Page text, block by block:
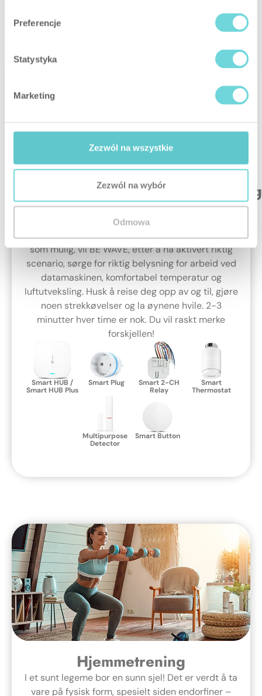
Preferencje
Statystyka
Marketing
Zezwól na wszystkie
Zezwól na wybór
Odmowa
Hjemmekontor/fjernundervisning
Studerer du hjemme, jobber du eksternt? Mentalt
arbeid og konsentrasjon krever de rette
forholdene. For at dagen din skal være så effektiv
som mulig, vil BE WAVE, etter å ha aktivert riktig
scenario, sørge for riktig belysning for arbeid ved
datamaskinen, komfortabel temperatur og
luftutveksling. Husk å reise deg opp av og til, gjøre
noen strekkøvelser og la øynene hvile. 2-3
minutter hver time er nok. Du vil raskt merke
forskjellen!
Smart HUB /
Smart HUB Plus
Smart Plug
Smart 2-CH
Relay
Smart
Thermostat
Multipurpose
Detector
Smart Button
Hjemmetrening
I et sunt legeme bor en sunn sjel! Det er verdt å ta
vare på fysisk form, spesielt siden endorfiner –